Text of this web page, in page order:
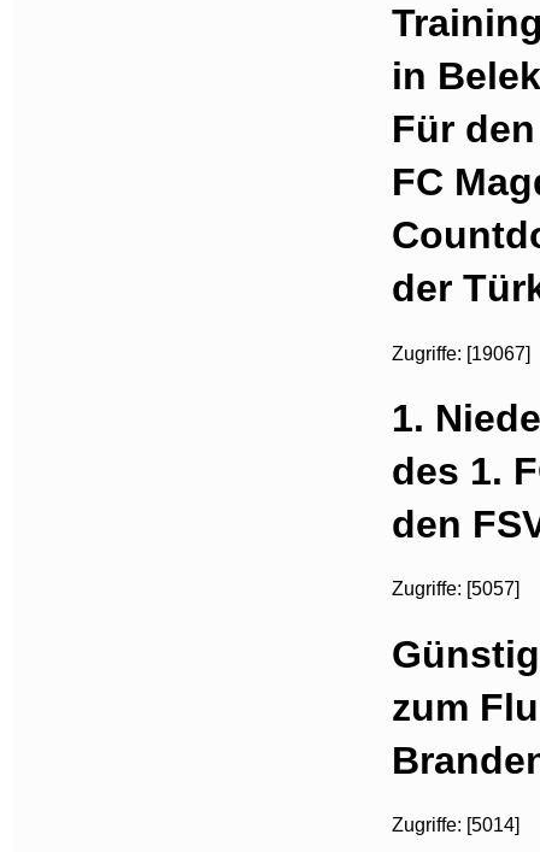
in Belek
Für
FC
der
Zugriffe: [19067]
1.
des 1.
den
Zugriffe: [5057]
zum
Zugriffe: [5014]